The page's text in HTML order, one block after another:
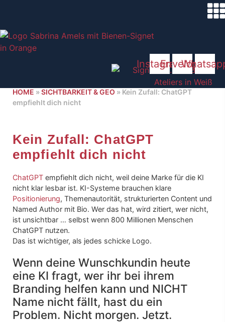
springen
InstagramEnvelope
HOME » SICHTBARKEIT & GEO » Kein Zufall: ChatGPT
empfiehlt dich nicht
Kein Zufall: ChatGPT
empfiehlt dich nicht
ChatGPT empfiehlt dich nicht, weil deine Marke für die KI
nicht klar lesbar ist. KI-Systeme brauchen klare
Positionierung, Themenautorität, strukturierten Content und
Named Author mit Bio. Wer das hat, wird zitiert, wer nicht,
ist unsichtbar … selbst wenn 800 Millionen Menschen
ChatGPT nutzen.
Das ist wichtiger, als jedes schicke Logo.
Wenn deine Wunschkundin heute
eine KI fragt, wer ihr bei ihrem
Branding helfen kann und NICHT
Name nicht fällt, hast du ein
Problem. Nicht morgen. Jetzt.